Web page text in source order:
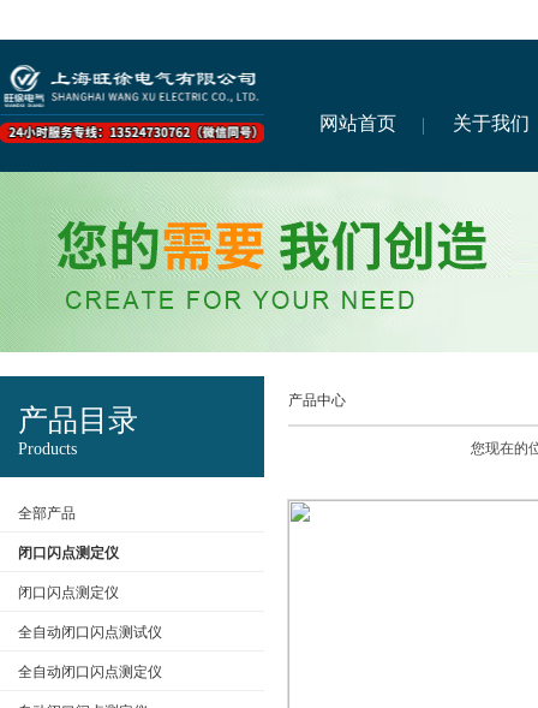
网站首页 关于我们
产品目录
Products
全部产品
闭口闪点测定仪
闭口闪点测定仪
全自动闭口闪点测试仪
全自动闭口闪点测定仪
产品中心
您现在的